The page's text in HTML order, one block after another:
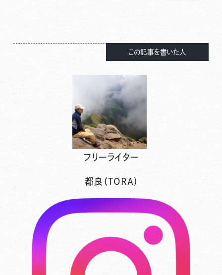
この記事を書いた人
フリーライター
都良（TORA)